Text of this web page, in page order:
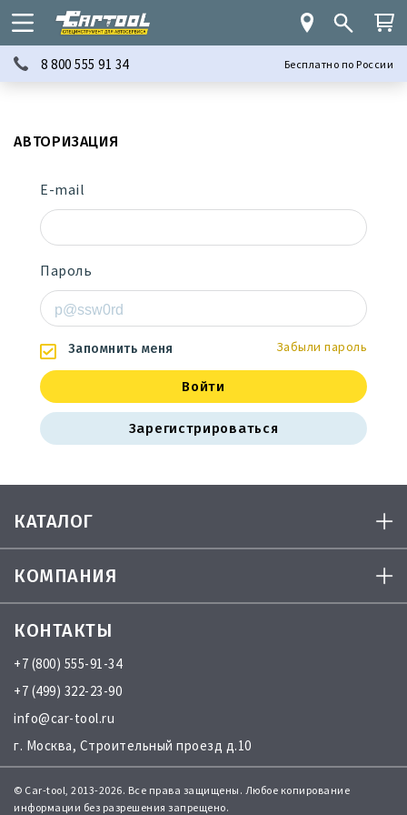
8 800 555 91 34 Бесплатно по России
АВТОРИЗАЦИЯ
E-mail
Пароль
Запомнить меня Забыли пароль
Войти
Зарегистрироваться
КАТАЛОГ
КОМПАНИЯ
КОНТАКТЫ
+7 (800) 555-91-34
+7 (499) 322-23-90
info@car-tool.ru
г. Москва, Строительный проезд д.10
© Car-tool, 2013-2026. Все права защищены. Любое копирование
информации без разрешения запрещено.